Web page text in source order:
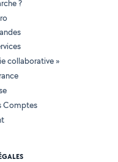
?
collaborative »
Comptes